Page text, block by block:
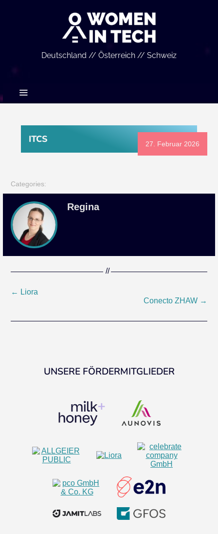
Deutschland // Österreich // Schweiz
27. Februar 2026
ITCS
Categories:
Regina
Beitragsnavigation
← Liora
Conecto ZHAW →
UNSERE FÖRDERMITGLIEDER